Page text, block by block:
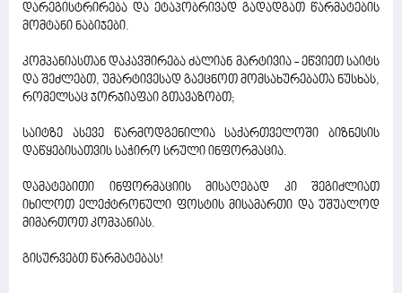
დარეგისტრირება და ეტაპობრივად გადადგათ წარმატების
მომტანი ნაბიჯები.
კომპანიასთან დაკავშირება ძალიან მარტივია - ეწვიეთ საიტს
და შეძლებთ, უმარტივესად გაეცნოთ მომსახურებათა ნუსხას,
რომელსაც ჯორჯიაფაი გთავაზობთ;
საიტზე ასევე წარმოდგენილია საქართველოში ბიზნესის
დაწყებისათვის საჭირო სრული ინფორმაცია.
დამატებითი ინფორმაციის მისაღებად კი შეგიძლიათ
იხილოთ ელექტრონული ფოსტის მისამართი და უშუალოდ
მიმართოთ კომპანიას.
გისურვებთ წარმატებას!